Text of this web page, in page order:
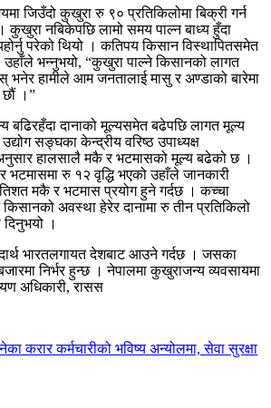
जिउँदो कुखुरा रु ९० प्रतिकिलोमा बिक्री गर्न
कुखुरा नबिकेपछि लामो समय पाल्न बाध्य हुँदा
परेको थियो । कतिपय किसान विस्थापितसमेत
भन्नुभयो, “कुखुरा पाल्ने किसानको लागत
भनेर हामीले आम जनतालाई मासु र अण्डाको बारेमा
छौं ।”
बढिरहँदा दानाको मूल्यसमेत बढेपछि लागत मूल्य
सङ्घका केन्द्रीय वरिष्ठ उपाध्यक्ष
हालसालै मकै र भटमासको मूल्य बढेको छ ।
भटमासमा रु १२ वृद्धि भएको उहाँले जानकारी
मकै र भटमास प्रयोग हुने गर्दछ । कच्चा
अवस्था हेरेर दानामा रु तीन प्रतिकिलो
।
भारतलगायत देशबाट आउने गर्दछ । जसका
निर्भर हुन्छ । नेपालमा कुखुराजन्य व्यवसायमा
अधिकारी, रासस
करार कर्मचारीको भविष्य अन्योलमा, सेवा सुरक्षा